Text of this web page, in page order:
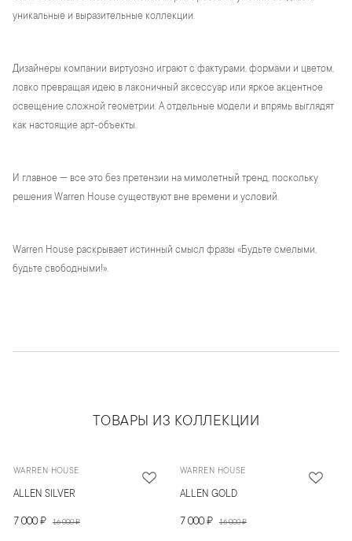
уникальные и выразительные коллекции.
Дизайнеры компании виртуозно играют с фактурами, формами и цветом,
ловко превращая идею в лаконичный аксессуар или яркое акцентное
освещение сложной геометрии. А отдельные модели и впрямь выглядят
как настоящие арт-объекты.
И главное — все это без претензии на мимолетный тренд, поскольку
решения Warren House существуют вне времени и условий.
Warren House раскрывает истинный смысл фразы «Будьте смелыми,
будьте свободными!».
ТОВАРЫ ИЗ КОЛЛЕКЦИИ
WARREN HOUSE
ALLEN SILVER
7 000 ₽ 16 000 ₽
WARREN HOUSE
ALLEN GOLD
7 000 ₽ 16 000 ₽